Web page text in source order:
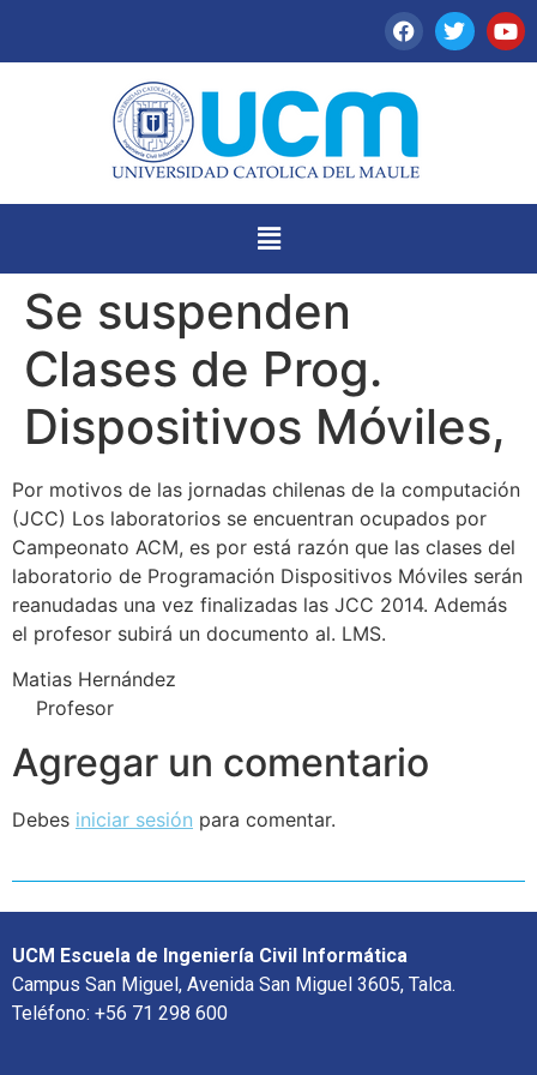
Se suspenden
Clases de Prog.
Dispositivos Móviles,
Por motivos de las jornadas chilenas de la computación
(JCC) Los laboratorios se encuentran ocupados por
Campeonato ACM, es por está razón que las clases del
laboratorio de Programación Dispositivos Móviles serán
reanudadas una vez finalizadas las JCC 2014. Además
el profesor subirá un documento al. LMS.
Matias Hernández
Profesor
Agregar un comentario
Debes iniciar sesión para comentar.
UCM Escuela de Ingeniería Civil Informática
Campus San Miguel, Avenida San Miguel 3605, Talca.
Teléfono: +56 71 298 600